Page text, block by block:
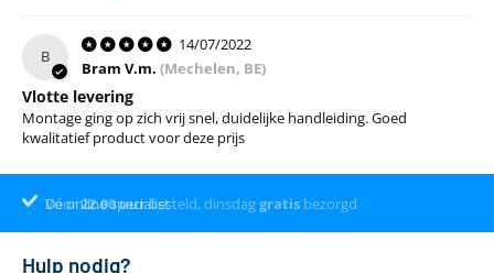
B
14/07/2022
Bram V.m. (Mechelen, BE)
Vlotte levering
Montage ging op zich vrij snel, duidelijke handleiding. Goed
kwalitatief product voor deze prijs
Voor22.00uurbesteld, dinsdaggratisbezorgd
Dé online specialist
Klantenbeoordeling 9.4
Hulp nodig?